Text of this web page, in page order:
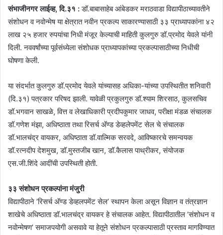
संभाजीनगर लाईव्ह, दि.३१ :डॉ.बाबासाहेब आंबेडकर मराठवाडा विद्यापीठाच्यावतीने
संशोधन व नवोन्मेष या क्षेत्रात नवीन प्रकल्प साकारण्यासाठी ३३ प्राध्यापकांना ४२
लाख २५ हजार रुपयांचा निधी मंजूर केल्याची माहिती कुलगुरु डॉ.प्रमोद येवले यांनी
दिली. नववर्षांच्या पूर्वसंध्येला संशोधक प्राध्यापकांच्या प्रकल्पासाठीच्या निधीची
घोषणा केली.
या संदर्भात कुलगुरु डॉ.प्रमोद येवले यांच्यासह अधिका-यांच्या उपस्थितीत शनिवारी
(दि.३१) पत्रकार परिषद झाली. यावेळी प्रकुलगुरु डॉ.श्याम शिरसाठ, कुलसचिव
डॉ.भगवान साखळे, वित्त व लेखाधिकारी प्रदीपकुमार जाधव, परीक्षा मंडळ संचालक
डॉ.गणेश मंझा, अधिष्ठाता तथा रिसर्च अ‍ॅण्ड डेव्हलेपमेंट सेल चे संचालक
डॉ.भालचंद्र वायकर, अधिष्ठाता डॉ.वाल्मिक सरवदे, आविष्कारचे समन्वयक
डॉ.रत्नदीप देशमुख, डॉ.मुस्तजीब खान, डॉ.कैलास पाथ्रीकर, संयोजक
एस.जी.शिंदे आदींची उपस्थिती होती.
३३ संशोधन प्रकल्पांना मंजुरी
विद्यापीठाने ’रिसर्च अ‍ॅण्ड डेव्हलपमेंट सेल’ स्थापन केला असून विज्ञान व तंत्रज्ञान
शाखेचे अधिष्ठाता डॉ.भालचंद्र वायकर हे संचालक आहेत. विद्यापीठातील ’संशोधन व
नवोन्मेषण’ समाजपयोगी असवावे या हेतूने संशोधन प्रकल्पासाठी प्रस्ताव मागविण्यात